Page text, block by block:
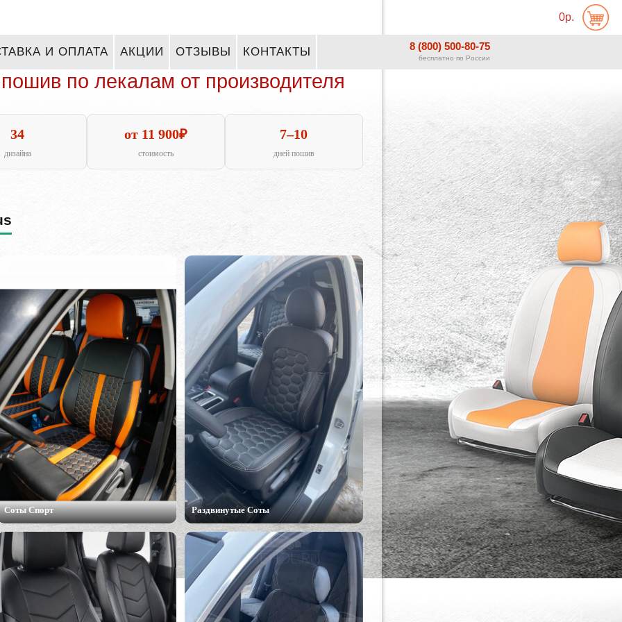
0р.
И ОПЛАТА АКЦИИ ОТЗЫВЫ КОНТАКТЫ 8 (800) 500-80-75
бесплатно по России
по лекалам от производителя
34
дизайна
от 11 900₽
стоимость
7–10
дней пошив
Соты Спорт Раздвинутые Соты